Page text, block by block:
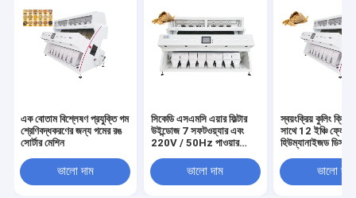
এক বোতাম বিশ্লেষণ প্রযুক্তি গম
শ্রেণিবদ্ধকরণের জন্য গমের রঙ
সোর্টার মেশিন
ভালো দাম
সিকেডি এসএমসি এয়ার ফিল্টার
উইন্ডোজ 7 সফটওয়্যার এবং
220V / 50Hz পাওয়ার
ভালো দাম
স্বয়ংক্রিয় কুলিং
সাথে 12 ইঞ্চি
হিউম্যানাইজড
ভালো দাম